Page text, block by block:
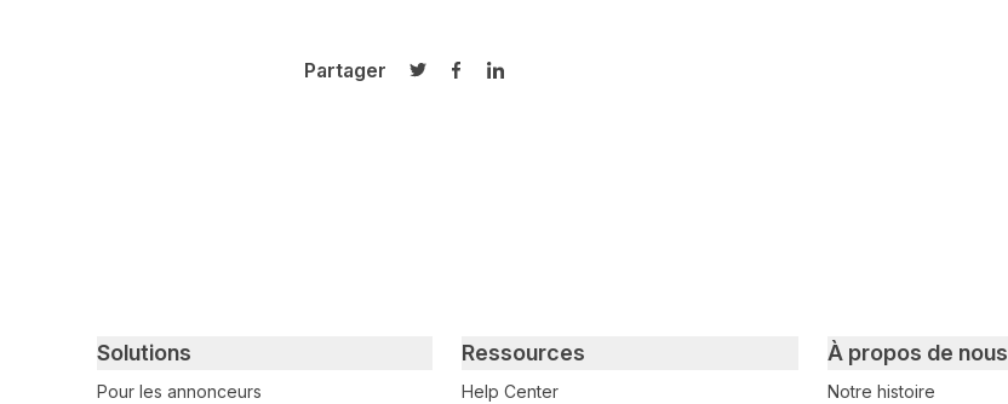
Partager
Partager sur Twitter
Partager sur Facebook
Partager sur LinkedIn
Primary footer navigation
Solutions
Pour les annonceurs
Ressources
Help Center
À propos de nous
Notre histoire